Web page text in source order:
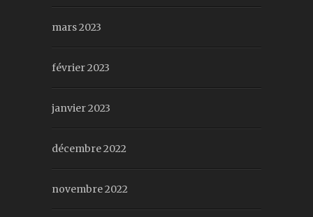
mars 2023
février 2023
janvier 2023
décembre 2022
novembre 2022